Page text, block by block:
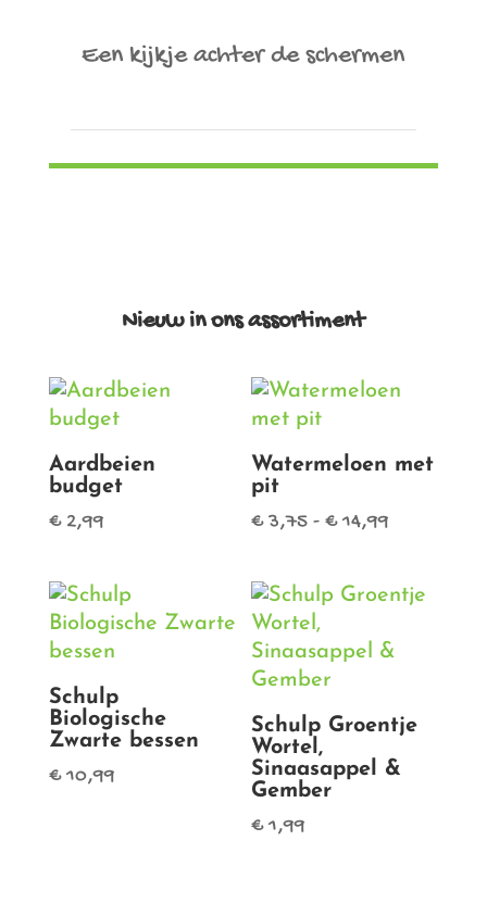
Een kijkje achter de schermen
Nieuw in ons assortiment
Aardbeien
budget
€2,99
Watermeloen met
pit
€3,75 - €14,99
€ 14,99
Schulp
Biologische
Zwarte bessen
€10,99
Schulp Groentje
Wortel,
Sinaasappel &
Gember
€1,99